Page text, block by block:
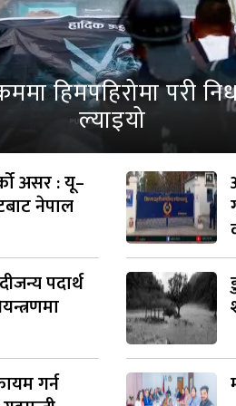
हिमपहिरोमा परी
ल्याइयो
असर : यू–
नेपाल
पदार्थ
गर्न